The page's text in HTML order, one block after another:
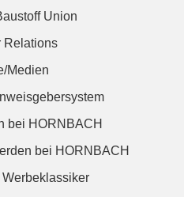
Union
Relations
Medien
bei HORNBACH
bei HORNBACH